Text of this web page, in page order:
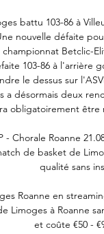
battu 103-86 à
nouvelle défaite
championnat Betclic-
103-86 à l'arrière
le dessus sur
a désormais deux
obligatoirement être
- Chorale Roanne
de basket de
qualité sans
Roanne en
Limoges à Roanne
et coûte €50 -